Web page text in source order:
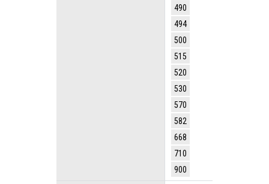
490
494
500
515
520
530
570
582
668
710
900